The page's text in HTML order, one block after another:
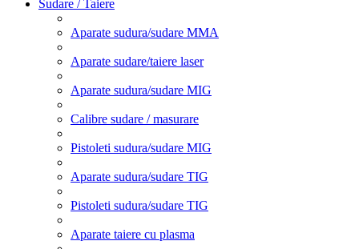
Sudare / Taiere
Aparate sudura/sudare MMA
Aparate sudare/taiere laser
Aparate sudura/sudare MIG
Calibre sudare / masurare
Pistoleti sudura/sudare MIG
Aparate sudura/sudare TIG
Pistoleti sudura/sudare TIG
Aparate taiere cu plasma